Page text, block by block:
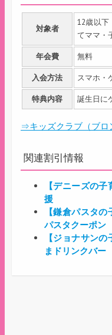
対象者
12歳以下
てママ・
年会費 無料
入会方法 スマホ・
特典内容 誕生日に
⇒キッズクラブ（ブロ
関連割引情報
【デニーズの
援
【鎌倉パスタ
パスタクーポン
【ジョナサン
まドリンクバー